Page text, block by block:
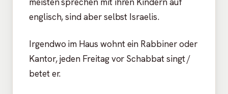
englisch, sind aber selbst Israelis.
Irgendwo im Haus wohnt ein Rabbiner oder
Kantor, jeden Freitag vor Schabbat singt /
betet er.